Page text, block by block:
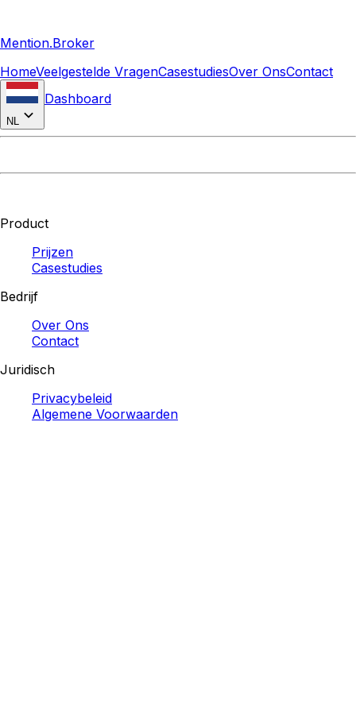
Mention.Broker
HomeVeelgestelde VragenCasestudiesOver OnsContact
NL
Dashboard
Product
Prijzen
Casestudies
Bedrijf
Over Ons
Contact
Juridisch
Privacybeleid
Algemene Voorwaarden